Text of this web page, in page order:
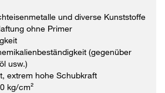
und diverse Kunststoffe
ohne Primer
(gegenüber
usw.)
extrem hohe Schubkraft
kg/cm²